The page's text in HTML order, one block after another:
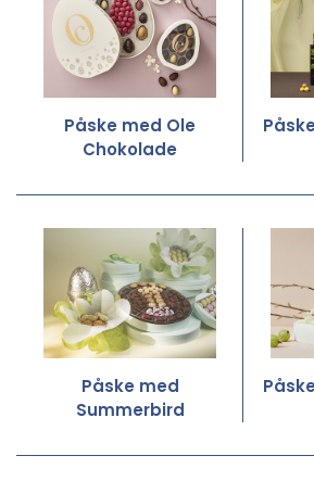
Påske med Ole
Chokolade
Påske med
Summerbird